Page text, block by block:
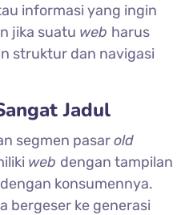
informasi yang ingin
jika suatu web harus
struktur dan navigasi
Jadul
segmen pasarold
web dengan tampilan
dengan konsumennya.
bergeser ke generasi